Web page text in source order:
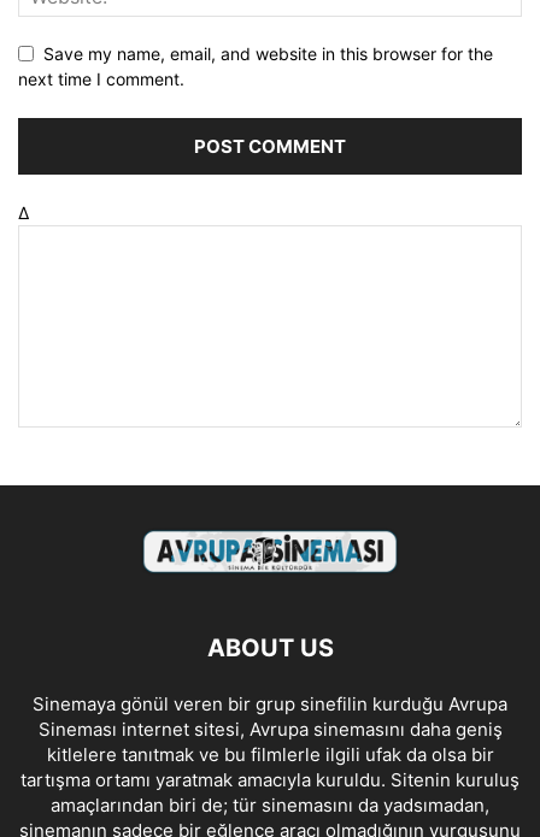
Save my name, email, and website in this browser for the
next time I comment.
Δ
ABOUT US
Sinemaya gönül veren bir grup sinefilin kurduğu Avrupa
Sineması internet sitesi, Avrupa sinemasını daha geniş
kitlelere tanıtmak ve bu filmlerle ilgili ufak da olsa bir
tartışma ortamı yaratmak amacıyla kuruldu. Sitenin kuruluş
amaçlarından biri de; tür sinemasını da yadsımadan,
sinemanın sadece bir eğlence aracı olmadığının vurgusunu